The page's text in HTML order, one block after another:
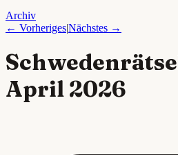
Archiv
← Vorheriges|Nächstes →
April 2026